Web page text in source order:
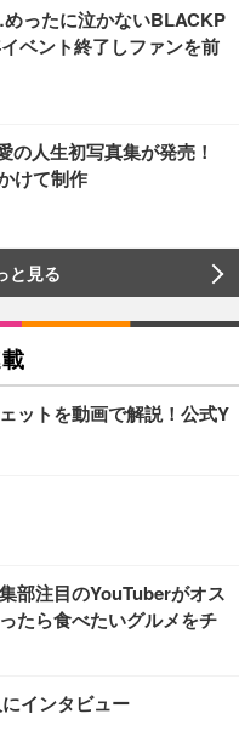
ったに泣かないBLACKP
ベント終了しファンを前
人生初写真集が発売！
けて制作
と見る
ットを動画で解説！公式Y
部注目のYouTuberがオス
たら食べたいグルメをチ
インタビュー